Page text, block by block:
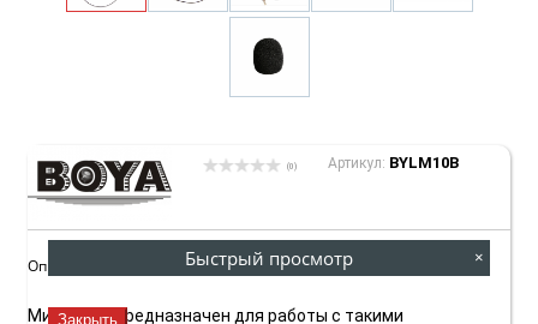
(0) Артикул: BYLM10B
Описание товара:
Микрофон предназначен для работы с такими
Быстрый просмотр ×
Закрыть